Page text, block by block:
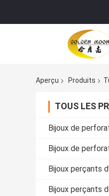
Aperçu
Produits
TOUS LES
Bijoux de
Bijoux de
Bijoux perçants
Bijoux perçants